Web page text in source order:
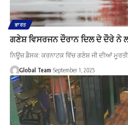
ਭਾਰਤ
ਗਣੇਸ਼ ਵਿਸਰਜਨ ਦੌਰਾਨ ਦਿਲ ਦੇ ਦੌਰੇ ਨੇ
ਨਿਊਜ਼ ਡੈਸਕ: ਕਰਨਾਟਕ ਵਿੱਚ ਗਣੇਸ਼ ਜੀ ਦੀਆਂ
Global Team September 1, 2025